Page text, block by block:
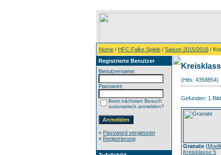
Home / HFC Falke Spiele / Saison 2015/2016 /
Registrierte Benutzer
Benutzername:
Passwort:
Beim nächsten Besuch
automatisch anmelden?
» Password vergessen
» Registrierung
(Hits: 4358854)
Gefunden: 1
Granate (
Kreisklasse 5